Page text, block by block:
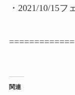
・2021/10/15フ
関連